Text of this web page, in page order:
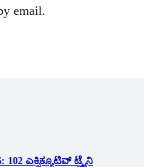
email.
102 ಎಕ್ಸಿಕ್ಯೂಟಿವ್ ಟ್ರೈನಿ